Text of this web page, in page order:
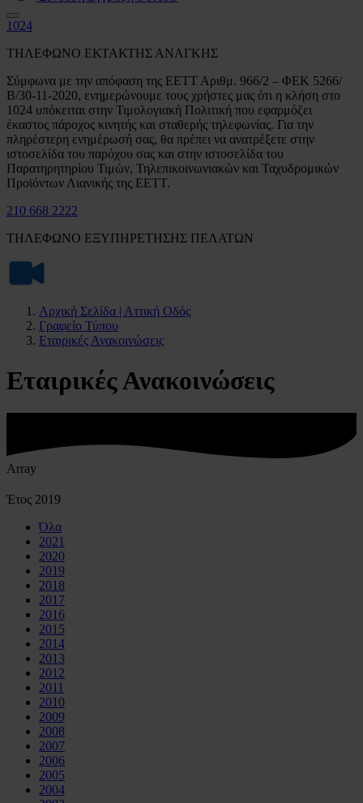
1024
ΤΗΛΕΦΩΝΟ ΕΚΤΑΚΤΗΣ ΑΝΑΓΚΗΣ
Σύμφωνα με την απόφαση της ΕΕΤΤ Αριθμ. 966/2 – ΦΕΚ 5266/
Β/30-11-2020, ενημερώνουμε τους χρήστες μας ότι η κλήση στο
1024 υπόκειται στην Τιμολογιακή Πολιτική που εφαρμόζει
έκαστος πάροχος κινητής και σταθερής τηλεφωνίας. Για την
πληρέστερη ενημέρωσή σας, θα πρέπει να ανατρέξετε στην
ιστοσελίδα του παρόχου σας και στην ιστοσελίδα του
Παρατηρητηρίου Τιμών, Τηλεπικοινωνιακών και Ταχυδρομικών
Προϊόντων Λιανικής της ΕΕΤΤ.
210 668 2222
ΤΗΛΕΦΩΝΟ ΕΞΥΠΗΡΕΤΗΣΗΣ ΠΕΛΑΤΩΝ
Αρχική Σελίδα | Αττική Οδός
Γραφείο Τύπου
Εταιρικές Ανακοινώσεις
Εταιρικές Ανακοινώσεις
Array
Έτος 2019
Όλα
2021
2020
2019
2018
2017
2016
2015
2014
2013
2012
2011
2010
2009
2008
2007
2006
2005
2004